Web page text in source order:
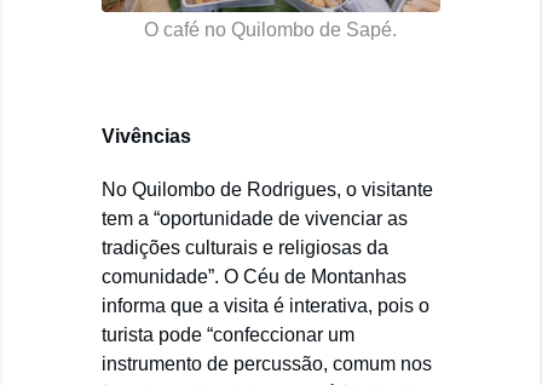
O café no Quilombo de Sapé.
Vivências
No Quilombo de Rodrigues, o visitante
tem a “oportunidade de vivenciar as
tradições culturais e religiosas da
comunidade”. O Céu de Montanhas
informa que a visita é interativa, pois o
turista pode “confeccionar um
instrumento de percussão, comum nos